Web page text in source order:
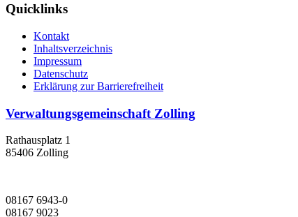
Quicklinks
Kontakt
Inhaltsverzeichnis
Impressum
Datenschutz
Erklärung zur Barrierefreiheit
Verwaltungsgemeinschaft Zolling
Rathausplatz 1
85406 Zolling
08167 6943-0
08167 9023